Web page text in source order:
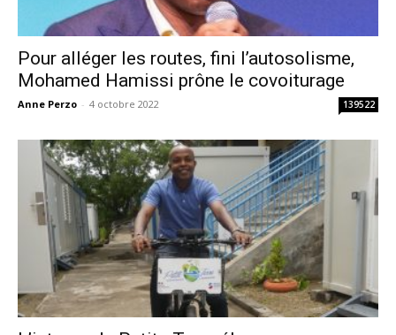
Pour alléger les routes, fini l’autosolisme,
Mohamed Hamissi prône le covoiturage
Anne Perzo - 4 octobre 2022 139522